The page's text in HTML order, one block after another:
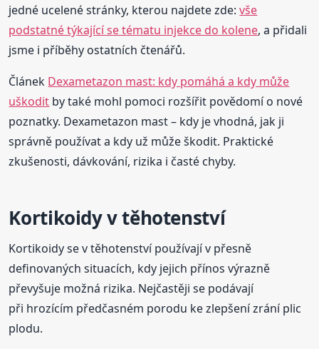
jedné ucelené stránky, kterou najdete zde:vše
podstatné týkající se tématu injekce do kolene, a přidali
jsme i příběhy ostatních čtenářů.
Článek Dexametazon mast: kdy pomáhá a kdy může
uškodit by také mohl pomoci rozšířit povědomí o nové
poznatky. Dexametazon mast – kdy je vhodná, jak ji
správně používat a kdy už může škodit. Praktické
zkušenosti, dávkování, rizika i časté chyby.
Kortikoidy v těhotenství
Kortikoidy se v těhotenství používají v přesně
definovaných situacích, kdy jejich přínos výrazně
převyšuje možná rizika. Nejčastěji se podávají
při hrozícím předčasném porodu ke zlepšení zrání plic
plodu.